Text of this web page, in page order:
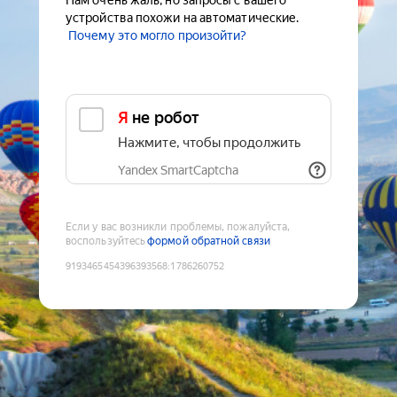
устройства похожи на автоматические.
Почему это могло произойти?
Я не робот
Нажмите, чтобы продолжить
Yandex SmartCaptcha
Если у вас возникли проблемы, пожалуйста,
воспользуйтесьформой обратной связи
9193465454396393568:1786260752